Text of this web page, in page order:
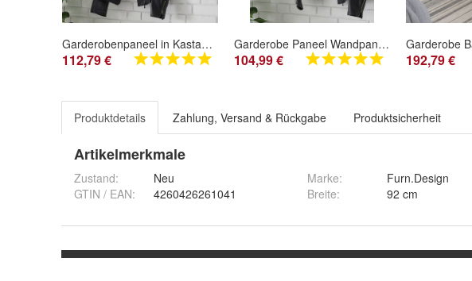
Garderobenpaneel in Kastanie und grau Flur Diele Wandgarderobe 107x23 cm Beveren
112,79 €
Garderobe Paneel Wandpaneel Hutablage Flurgarderobe Kastanie grau 80 cm Beveren
104,99 € 192,79 €
Produktdetails Zahlung, Versand & Rückgabe Produktsicherheit
Artikelmerkmale
Zustand:
Neu
GTIN / EAN:
4260426261041
Marke:
Furn.Design
Breite: 92 cm